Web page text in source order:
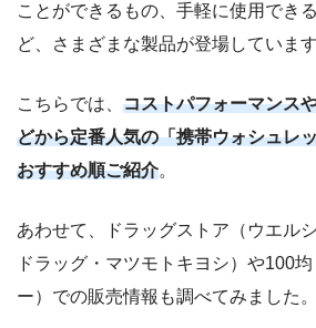
ことができるもの、手軽に使用でき
ど、さまざまな製品が登場しています
こちらでは、 コストパフォーマンス
どから定番人気の「携帯ウォシュレ
おすすめ順ご紹介。
あわせて、ドラッグストア（ウエル
ドラッグ・マツモトキヨシ）や100
ー）での販売情報も調べてみました。